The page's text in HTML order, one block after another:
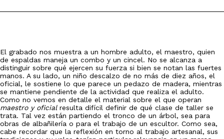
El grabado nos muestra a un hombre adulto, el maestro, quien
de espaldas maneja un combo y un cincel. No se alcanza a
distinguir sobre qué ejercen su fuerza si bien se notan las fuertes
manos. A su lado, un niño descalzo de no más de diez años, el
oficial, le sostiene lo que parece un pedazo de madera, mientras
se mantiene pendiente de la actividad que realiza el adulto.
Como no vemos en detalle el material sobre el que operan
maestro y oficialresulta difícil definir de qué clase de taller se
trata. Tal vez están partiendo el tronco de un árbol, sea para
obras de albañilería o para el trabajo de un escultor. Como sea,
cabe recordar que la reflexión en torno al trabajo artesanal, sus